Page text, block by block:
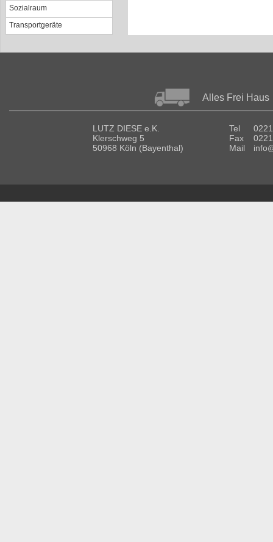
Sozialraum
Transportgeräte
Alles Frei Haus
LUTZ DIESE e.K.
Klerschweg 5
50968 Köln (Bayenthal)
Tel
Fax
Mail